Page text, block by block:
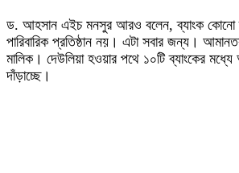
ড. আহসান এইচ মনসুর আরও বলেন, ব্যাংক কোনো
পারিবারিক প্রতিষ্ঠান নয়। এটা সবার জন্য।
মালিক। দেউলিয়া হওয়ার পথে ১০টি ব্যাংকের
দাঁড়াচ্ছে।